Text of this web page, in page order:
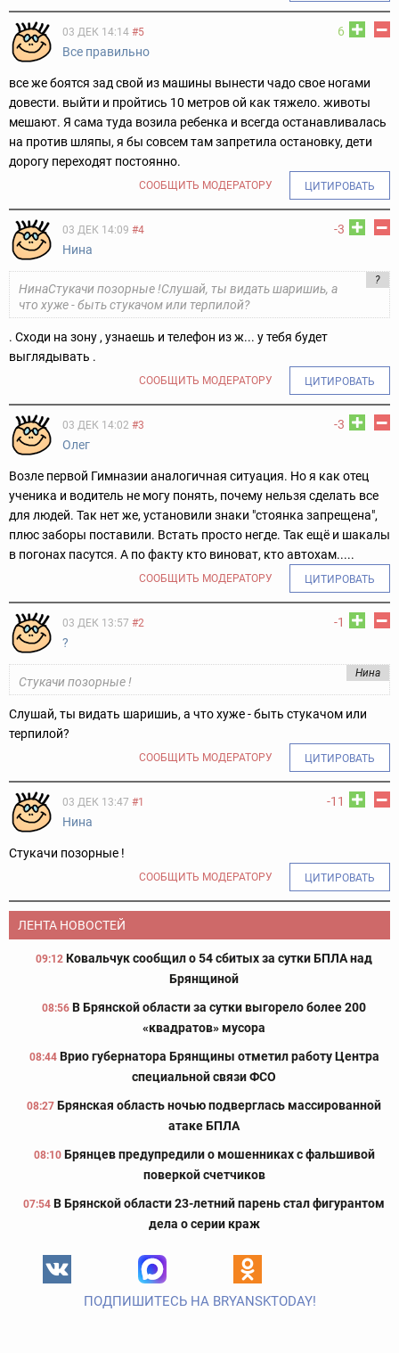
6
03 ДЕК 14:14 #5
Все правильно
все же боятся зад свой из машины вынести чадо свое ногами
довести. выйти и пройтись 10 метров ой как тяжело. животы
мешают. Я сама туда возила ребенка и всегда останавливалась
на против шляпы, я бы совсем там запретила остановку, дети
дорогу переходят постоянно.
СООБЩИТЬ МОДЕРАТОРУ ЦИТИРОВАТЬ
-3
03 ДЕК 14:09 #4
Нина
?
НинаСтукачи позорные !Слушай, ты видать шаришиь, а
что хуже - быть стукачом или терпилой?
. Сходи на зону , узнаешь и телефон из ж... у тебя будет
выглядывать .
СООБЩИТЬ МОДЕРАТОРУ ЦИТИРОВАТЬ
-3
03 ДЕК 14:02 #3
Олег
Возле первой Гимназии аналогичная ситуация. Но я как отец
ученика и водитель не могу понять, почему нельзя сделать все
для людей. Так нет же, установили знаки "стоянка запрещена",
плюс заборы поставили. Встать просто негде. Так ещё и шакалы
в погонах пасутся. А по факту кто виноват, кто автохам.....
СООБЩИТЬ МОДЕРАТОРУ ЦИТИРОВАТЬ
-1
03 ДЕК 13:57 #2
?
Нина
Стукачи позорные !
Слушай, ты видать шаришиь, а что хуже - быть стукачом или
терпилой?
СООБЩИТЬ МОДЕРАТОРУ ЦИТИРОВАТЬ
-11
03 ДЕК 13:47 #1
Нина
Стукачи позорные !
СООБЩИТЬ МОДЕРАТОРУ ЦИТИРОВАТЬ
ЛЕНТА НОВОСТЕЙ
09:12 Ковальчук сообщил о 54 сбитых за сутки БПЛА над
Брянщиной
08:56 В Брянской области за сутки выгорело более 200
«квадратов» мусора
08:44 Врио губернатора Брянщины отметил работу Центра
специальной связи ФСО
08:27 Брянская область ночью подверглась массированной
атаке БПЛА
08:10 Брянцев предупредили о мошенниках с фальшивой
поверкой счетчиков
07:54 В Брянской области 23-летний парень стал фигурантом
дела о серии краж
ПОДПИШИТЕСЬ НА BRYANSKTODAY!